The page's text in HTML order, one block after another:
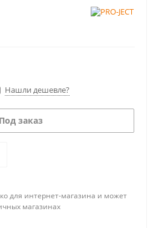
Нашли дешевле?
Под заказ
для интернет-магазина и может
магазинах